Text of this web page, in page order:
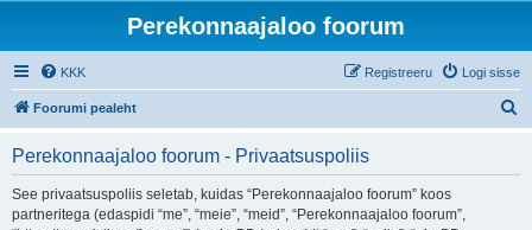
Perekonnaajaloo foorum
KKK Logi sisse
Registreeru
Foorumi pealeht
Perekonnaajaloo foorum - Privaatsuspoliis
See privaatsuspoliis seletab, kuidas “Perekonnaajaloo foorum” koos
partneritega (edaspidi “me”, “meie”, “meid”, “Perekonnaajaloo foorum”,